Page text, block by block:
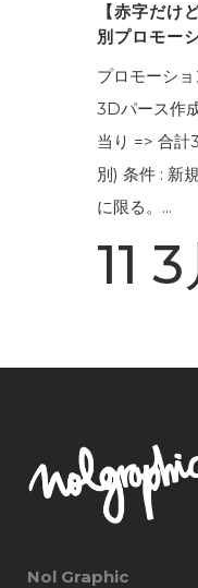
【赤字だけ
別プロモー
プロモーシ
3Dパース作
当り => 合
別) 条件 : 新
に限る。...
11
Nol Graphic